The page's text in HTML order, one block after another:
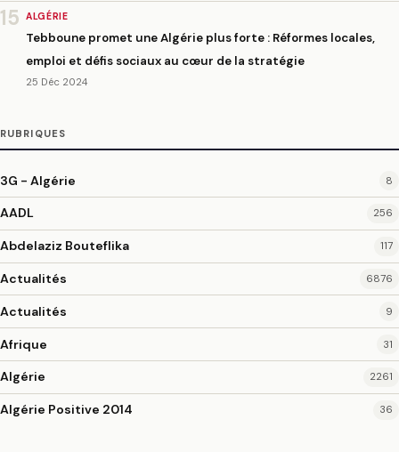
15 ALGÉRIE
Tebboune promet une Algérie plus forte : Réformes locales,
emploi et défis sociaux au cœur de la stratégie
25 Déc 2024
RUBRIQUES
3G - Algérie 8
AADL 256
Abdelaziz Bouteflika 117
Actualités 6876
Actualités 9
Afrique 31
Algérie 2261
Algérie Positive 2014 36